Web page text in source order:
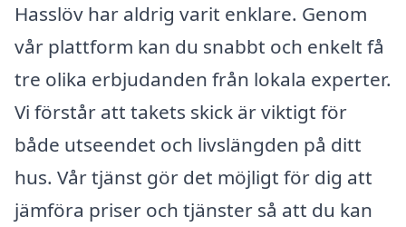
Hasslöv har aldrig varit enklare. Genom
vår plattform kan du snabbt och enkelt få
tre olika erbjudanden från lokala experter.
Vi förstår att takets skick är viktigt för
både utseendet och livslängden på ditt
hus. Vår tjänst gör det möjligt för dig att
jämföra priser och tjänster så att du kan